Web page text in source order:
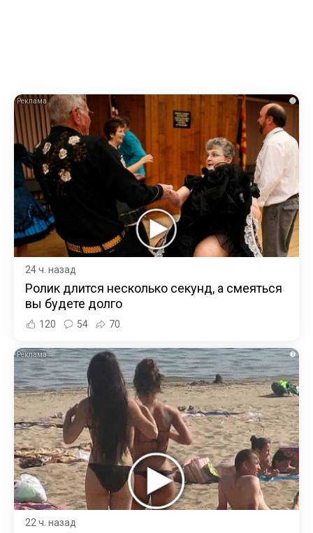
i
24 ч. назад
Ролик длится несколько секунд, а смеяться
вы будете долго
120 54 70
i
22 ч. назад